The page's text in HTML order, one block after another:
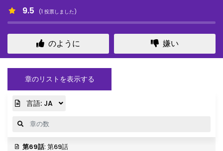
9.5 (1 投票しました)
のように 嫌い
章のリストを表示する
言語: JA
第69話: 第69話